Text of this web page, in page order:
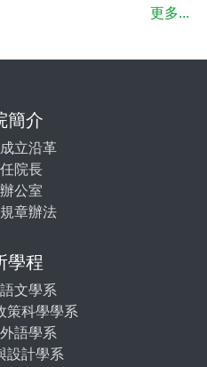
更多...
簡介
立沿革
院長
公室
章辦法
學程
文學系
策科學學系
語學系
設計學系